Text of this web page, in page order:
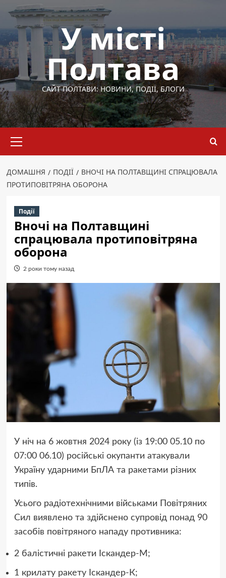
Перейти
вмісту
У місті
Полтава
САЙТ ПОЛТАВИ: НОВИНИ, ПОДІЇ, БЛОГИ
меню
ДОМАШНЯ ПОДІЇ
ВНОЧІ НА ПОЛТАВЩИНІ СПРАЦЮВАЛА
ПРОТИПОВІТРЯНА ОБОРОНА
Події
Вночі на Полтавщині
спрацювала протиповітряна
оборона
2 роки тому назад
У ніч на 6 жовтня 2024 року (із 19:00 05.10 по
07:00 06.10) російські окупанти атакували
Україну ударними БпЛА та ракетами різних
типів.
Усього радіотехнічними військами Повітряних
Сил виявлено та здійснено супровід понад 90
засобів повітряного нападу противника:
2 балістичні ракети Іскандер-М;
1 крилату ракету Іскандер-К;